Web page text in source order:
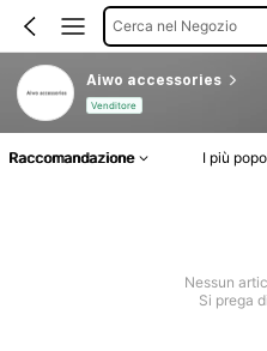
Cerca nel Negozio
Aiwo accessories
Venditore
Raccomandazione I più
Nessun
Si prega